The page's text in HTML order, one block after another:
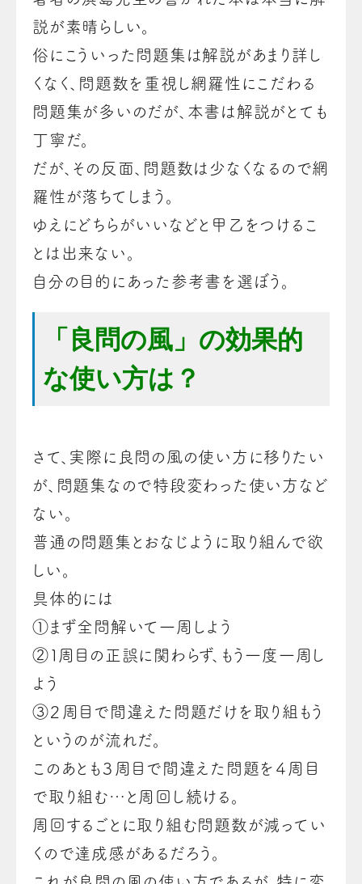
説が素晴らしい。
俗にこういった問題集は解説があまり詳し
くなく、問題数を重視し網羅性にこだわる
問題集が多いのだが、本書は解説がとても
丁寧だ。
だが、その反面、問題数は少なくなるので網
羅性が落ちてしまう。
ゆえにどちらがいいなどと甲乙をつけるこ
とは出来ない。
自分の目的にあった参考書を選ぼう。
「良問の風」の効果的
な使い方は？
さて、実際に良問の風の使い方に移りたい
が、問題集なので特段変わった使い方など
ない。
普通の問題集とおなじように取り組んで欲
しい。
具体的には
①まず全問解いて一周しよう
②１周目の正誤に関わらず、もう一度一周し
よう
③２周目で間違えた問題だけを取り組もう
というのが流れだ。
このあとも３周目で間違えた問題を４周目
で取り組む…と周回し続ける。
周回するごとに取り組む問題数が減ってい
くので達成感があるだろう。